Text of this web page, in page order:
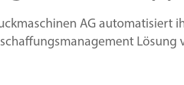
AG automatisiert
Lösung